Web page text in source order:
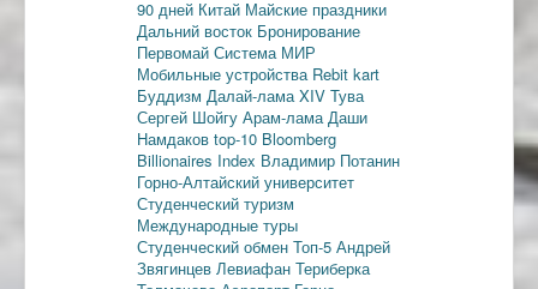
90 дней Китай Майские праздники
Дальний восток Бронирование
Первомай Система МИР
Мобильные устройства Rebit kart
Буддизм Далай-лама XIV Тува
Сергей Шойгу Арам-лама Даши
Намдаков top-10 Bloomberg
Billionaires Index Владимир Потанин
Горно-Алтайский университет
Студенческий туризм
Международные туры
Студенческий обмен Топ-5 Андрей
Звягинцев Левиафан Териберка